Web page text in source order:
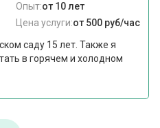
Опыт:от 10 лет
Цена услуги:от 500 руб/час
саду 15 лет. Также я
в горячем и холодном